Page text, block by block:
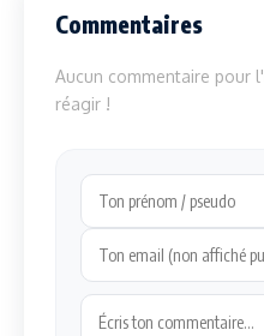
Commentaires
Aucun commentaire pour
réagir !